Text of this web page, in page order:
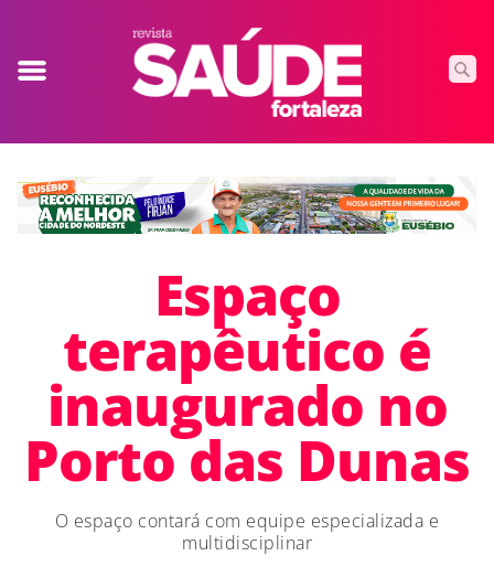
Espaço
terapêutico é
inaugurado no
Porto das Dunas
O espaço contará com equipe especializada e
multidisciplinar